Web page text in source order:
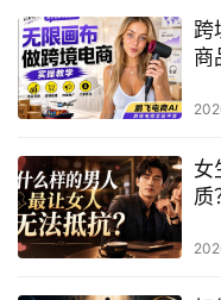
跨
商
女
质